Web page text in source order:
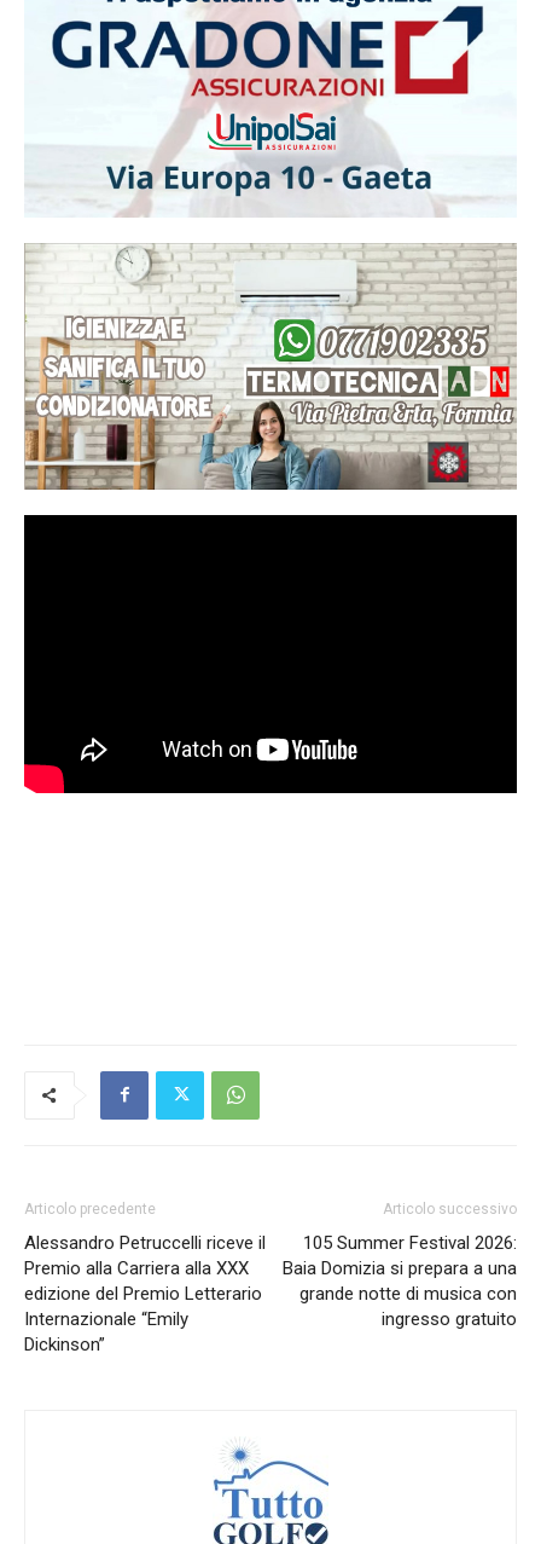
Articolo precedente
Alessandro Petruccelli riceve il
Premio alla Carriera alla XXX
edizione del Premio Letterario
Internazionale “Emily
Dickinson”
Articolo successivo
105 Summer Festival 2026:
Baia Domizia si prepara a una
grande notte di musica con
ingresso gratuito